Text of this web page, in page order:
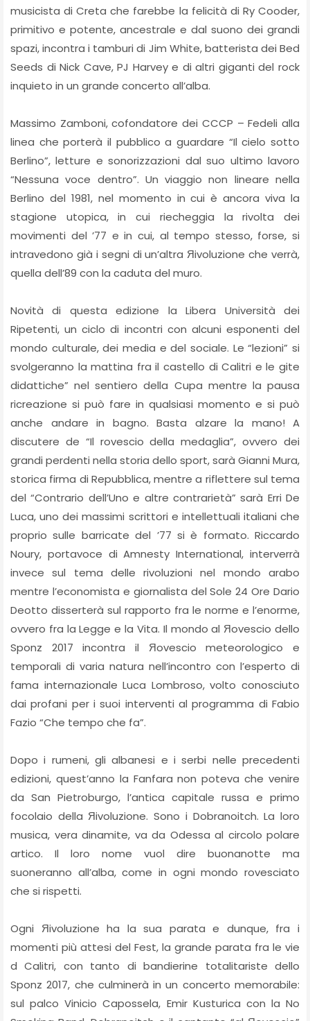
musicista di Creta che farebbe la felicità di Ry Cooder,
primitivo e potente, ancestrale e dal suono dei grandi
spazi, incontra i tamburi di Jim White, batterista dei Bed
Seeds di Nick Cave, PJ Harvey e di altri giganti del rock
inquieto in un grande concerto all’alba.
Massimo Zamboni, cofondatore dei CCCP – Fedeli alla
linea che porterà il pubblico a guardare “Il cielo sotto
Berlino”, letture e sonorizzazioni dal suo ultimo lavoro
“Nessuna voce dentro”. Un viaggio non lineare nella
Berlino del 1981, nel momento in cui è ancora viva la
stagione utopica, in cui riecheggia la rivolta dei
movimenti del ’77 e in cui, al tempo stesso, forse, si
intravedono già i segni di un’altra Яivoluzione che verrà,
quella dell’89 con la caduta del muro.
Novità di questa edizione la Libera Università dei
Ripetenti, un ciclo di incontri con alcuni esponenti del
mondo culturale, dei media e del sociale. Le “lezioni” si
svolgeranno la mattina fra il castello di Calitri e le gite
didattiche” nel sentiero della Cupa mentre la pausa
ricreazione si può fare in qualsiasi momento e si può
anche andare in bagno. Basta alzare la mano! A
discutere de “Il rovescio della medaglia”, ovvero dei
grandi perdenti nella storia dello sport, sarà Gianni Mura,
storica firma di Repubblica, mentre a riflettere sul tema
del “Contrario dell’Uno e altre contrarietà” sarà Erri De
Luca, uno dei massimi scrittori e intellettuali italiani che
proprio sulle barricate del ’77 si è formato. Riccardo
Noury, portavoce di Amnesty International, interverrà
invece sul tema delle rivoluzioni nel mondo arabo
mentre l’economista e giornalista del Sole 24 Ore Dario
Deotto disserterà sul rapporto fra le norme e l’enorme,
ovvero fra la Legge e la Vita. Il mondo al Яovescio dello
Sponz 2017 incontra il Яovescio meteorologico e
temporali di varia natura nell’incontro con l’esperto di
fama internazionale Luca Lombroso, volto conosciuto
dai profani per i suoi interventi al programma di Fabio
Fazio “Che tempo che fa”.
Dopo i rumeni, gli albanesi e i serbi nelle precedenti
edizioni, quest’anno la Fanfara non poteva che venire
da San Pietroburgo, l’antica capitale russa e primo
focolaio della Яivoluzione. Sono i Dobranoitch. La loro
musica, vera dinamite, va da Odessa al circolo polare
artico. Il loro nome vuol dire buonanotte ma
suoneranno all’alba, come in ogni mondo rovesciato
che si rispetti.
Ogni Яivoluzione ha la sua parata e dunque, fra i
momenti più attesi del Fest, la grande parata fra le vie
d Calitri, con tanto di bandierine totalitariste dello
Sponz 2017, che culminerà in un concerto memorabile:
sul palco Vinicio Capossela, Emir Kusturica con la No